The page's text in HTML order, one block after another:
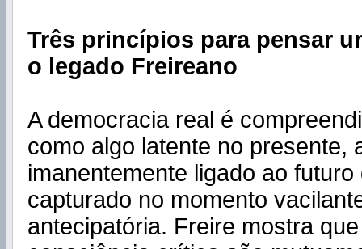
Três princípios para pensar
o legado Freireano
A democracia real é
como algo latente no presente,
imanentemente ligado ao
capturado no momento
antecipatória. Freire mostra